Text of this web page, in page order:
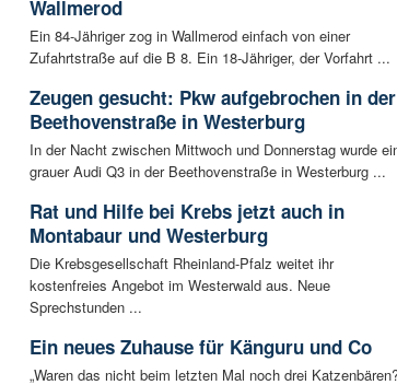
Wallmerod
Ein 84-Jähriger zog in Wallmerod einfach von einer
Zufahrtstraße auf die B 8. Ein 18-Jähriger, der Vorfahrt ...
Zeugen gesucht: Pkw aufgebrochen in der
Beethovenstraße in Westerburg
In der Nacht zwischen Mittwoch und Donnerstag wurde
grauer Audi Q3 in der Beethovenstraße in Westerburg ...
Rat und Hilfe bei Krebs jetzt auch in
Montabaur und Westerburg
Die Krebsgesellschaft Rheinland-Pfalz weitet ihr
kostenfreies Angebot im Westerwald aus. Neue
Sprechstunden ...
Ein neues Zuhause für Känguru und Co
„Waren das nicht beim letzten Mal noch drei